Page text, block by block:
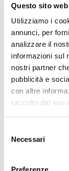
Questo sito
Utilizziamo i
annunci, per
analizzare il
informazioni sul
nostri partner
pubblicità e
con altre
raccolto dal suo
delNecessari
Preferenze
Settembre
Fosso